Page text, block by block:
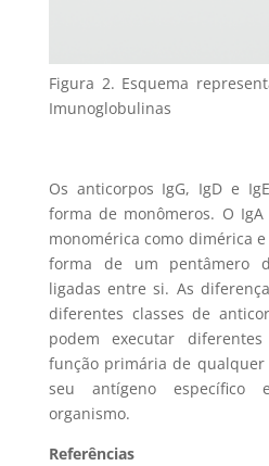
Figura 2. Esquema
Imunoglobulinas
Os anticorpos IgG, IgD e
forma de monômeros. O
monomérica como dimérica
forma de um pentâmero
ligadas entre si. As
diferentes classes de
podem executar
função primária de
seu antígeno
organismo.
Referências